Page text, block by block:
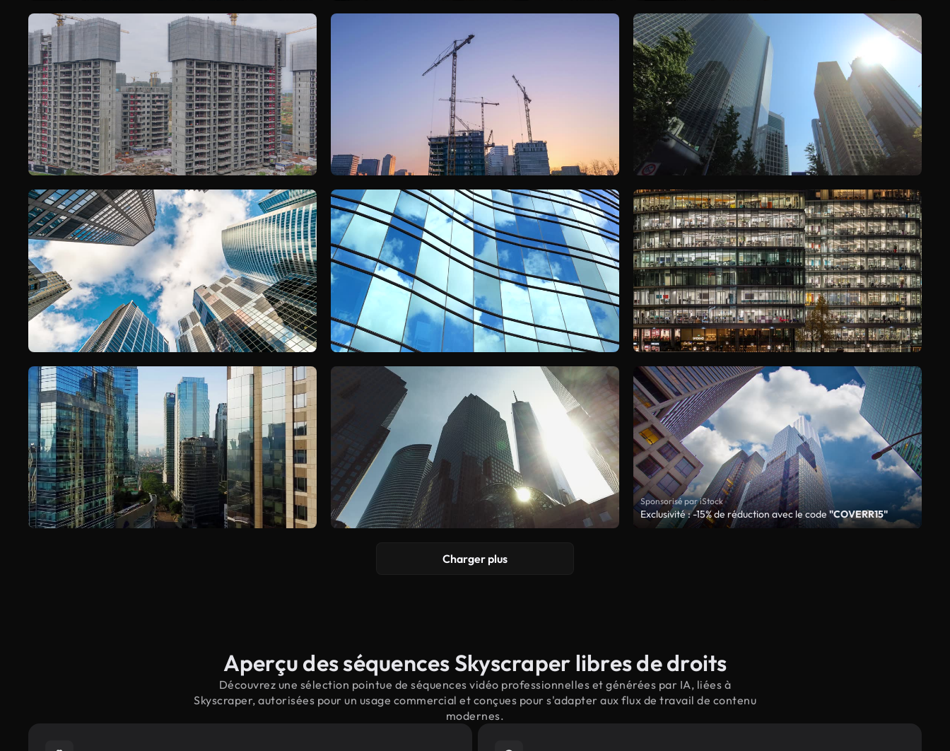
Sponsorisé par iStock
Exclusivité : -15% de réduction avec le code"COVERR15"
Charger plus
Aperçu des séquences Skyscraper libres de droits
Découvrez une sélection pointue de séquences vidéo professionnelles et générées par IA, liées à
Skyscraper, autorisées pour un usage commercial et conçues pour s'adapter aux flux de travail de contenu
modernes.